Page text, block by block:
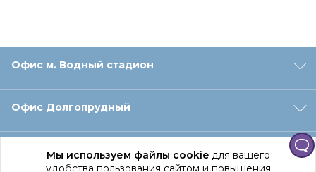
Мы используем файлы cookieдля вашего
удобства пользования сайтом и повышения
Офис м. Водный стадион
Офис Долгопрудный
Офис Санкт‑Петербург